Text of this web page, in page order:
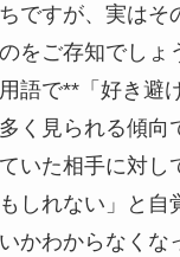
ですが、実はそ
をご存知でしょ
語で**「好き避
く見られる傾向
いた相手に対し
しれない」と自
かわからなくな